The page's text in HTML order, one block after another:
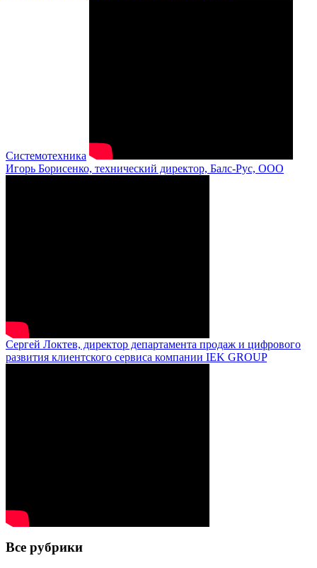
Системотехника
Игорь Борисенко, технический директор, Балс-Рус, ООО
Сергей Локтев, директор департамента продаж и цифрового
развития клиентского сервиса компании IEK GROUP
Все рубрики